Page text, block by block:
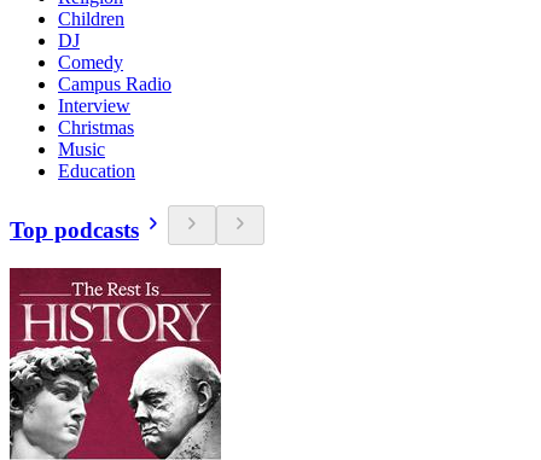
Children
DJ
Comedy
Campus Radio
Interview
Christmas
Music
Education
Top podcasts